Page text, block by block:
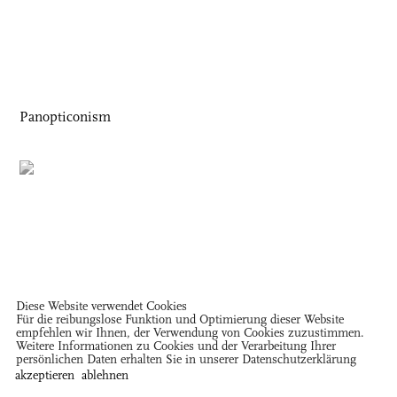
Panopticonism
Diese Website verwendet Cookies
Für die reibungslose Funktion und Optimierung dieser Website
empfehlen wir Ihnen, der Verwendung von Cookies zuzustimmen.
Weitere Informationen zu Cookies und der Verarbeitung Ihrer
persönlichen Daten erhalten Sie in unserer Datenschutzerklärung
akzeptieren ablehnen